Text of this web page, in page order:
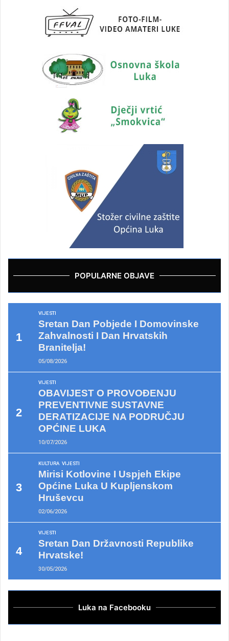
POPULARNE OBJAVE
VIJESTI
Sretan Dan Pobjede I Domovinske
Zahvalnosti I Dan Hrvatskih
Branitelja!
05/08/2026
VIJESTI
OBAVIJEST O PROVOĐENJU
PREVENTIVNE SUSTAVNE
DERATIZACIJE NA PODRUČJU
OPĆINE LUKA
10/07/2026
KULTURA VIJESTI
Mirisi Kotlovine I Uspjeh Ekipe
Općine Luka U Kupljenskom
Hruševcu
02/06/2026
VIJESTI
Sretan Dan Državnosti Republike
Hrvatske!
30/05/2026
Luka na Facebooku